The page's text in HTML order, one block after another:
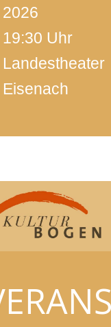
2026
19:30 Uhr
Landestheater
Eisenach